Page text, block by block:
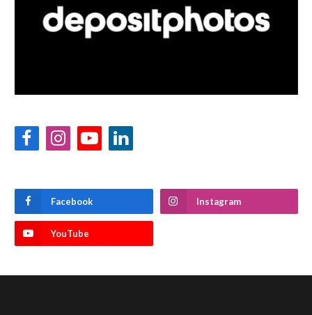
FacebookInstagramYouTubeLinkedIn
Facebook Instagram
YouTube